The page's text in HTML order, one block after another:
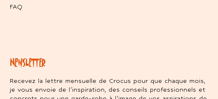
FAQ
NEWSLETTER
Recevez la lettre mensuelle de Crocus pour que chaque mois,
je vous envoie de l’inspiration, des conseils professionnels et